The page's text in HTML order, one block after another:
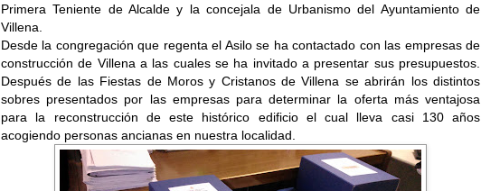
Primera Teniente de Alcalde y la concejala de Urbanismo del Ayuntamiento de
Villena.
Desde la congregación que regenta el Asilo se ha contactado con las empresas de
construcción de Villena a las cuales se ha invitado a presentar sus presupuestos.
Después de las Fiestas de Moros y Cristanos de Villena se abrirán los distintos
sobres presentados por las empresas para determinar la oferta más ventajosa
para la reconstrucción de este histórico edificio el cual lleva casi 130 años
acogiendo personas ancianas en nuestra localidad.